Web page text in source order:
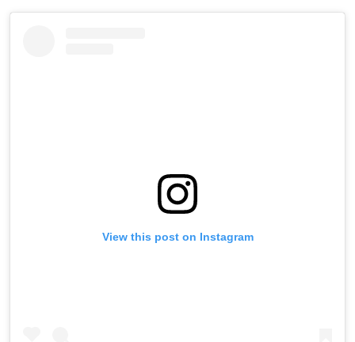
View this post on Instagram